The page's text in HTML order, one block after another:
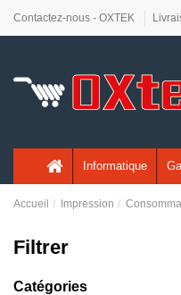
Contactez-nous - OXTEK
Informatique
Accueil Impression
Filtrer
Catégories